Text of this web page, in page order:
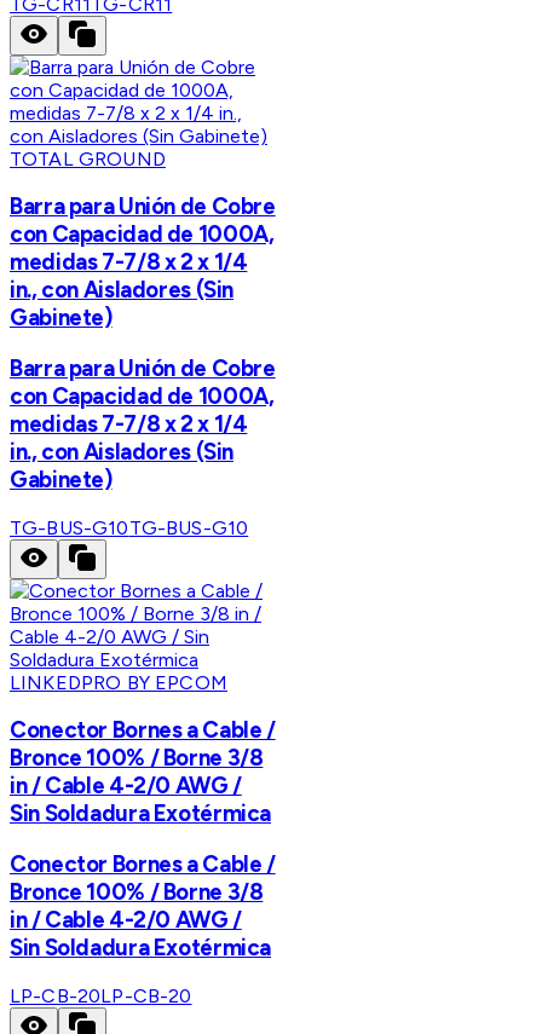
TOTAL GROUND
Barra para Unión de Cobre
con Capacidad de 1000A,
medidas 7-7/8 x 2 x 1/4
in., con Aisladores (Sin
Gabinete)
Barra para Unión de Cobre
con Capacidad de 1000A,
medidas 7-7/8 x 2 x 1/4
in., con Aisladores (Sin
Gabinete)
TG-BUS-G10TG-BUS-G10
LINKEDPRO BY EPCOM
Conector Bornes a Cable /
Bronce 100% / Borne 3/8
in / Cable 4-2/0 AWG /
Sin Soldadura Exotérmica
Conector Bornes a Cable /
Bronce 100% / Borne 3/8
in / Cable 4-2/0 AWG /
Sin Soldadura Exotérmica
LP-CB-20LP-CB-20